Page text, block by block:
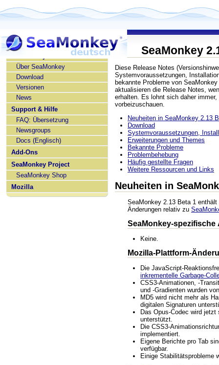
SeaMonkey deutsch
Über SeaMonkey
Download
Versionen
News
Support & Hilfe
FAQ: Übersetzung
Newsgroups
Docs (Englisch)
Add-Ons
SeaMonkey Project
SeaMonkey Shop
Mozilla
SeaMonkey
Diese Release Notes
Systemvoraussetzungen,
bekannte Probleme von
aktualisieren die Release Notes,
erhalten. Es lohnt sich daher
vorbeizuschauen.
Neuheiten in SeaMonkey 2.13
Download
Systemvoraussetzungen,
Erweiterungen und Themes
Bekannte Probleme
Problembehebung
Häufig gestellte Fragen
Weitere Ressourcen und Links
Neuheiten in
SeaMonkey 2.13 Beta 1 enthält
Änderungen relativ zu
SeaMonkey-spezifische
Keine.
Mozilla-Plattform-
Die JavaScript-
inkrementelle Garbage-
CSS3-Animationen, -
und -Gradienten wurden
MD5 wird nicht mehr als
digitalen Signaturen
Das Opus-Codec wird jetzt
unterstützt.
Die CSS3-
implementiert.
Eigene Berichte pro Tab
verfügbar.
Einige Stabilitätsprobleme